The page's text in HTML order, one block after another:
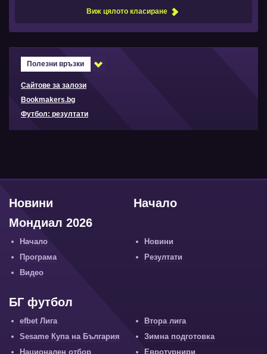
Виж цялото класиране
Полезни връзки
Сайтове за залози
Bookmakers.bg
Футбол: резултати
Начало
Новини
Мондиал 2026
Начало
Новини
Програма
Резултати
Видео
БГ футбол
efbet Лига
Втора лига
Sesame Купа на България
Зимна подготовка
Национален отбор
Евротурнири